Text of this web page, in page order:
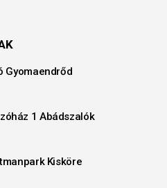
Gyomaendrőd
1 Abádszalók
Kisköre